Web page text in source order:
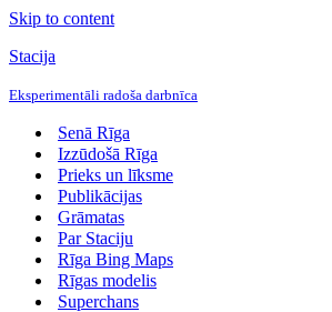
Skip to content
Stacija
Eksperimentāli radoša darbnīca
Senā Rīga
Izzūdošā Rīga
Prieks un līksme
Publikācijas
Grāmatas
Par Staciju
Rīga Bing Maps
Rīgas modelis
Superchans